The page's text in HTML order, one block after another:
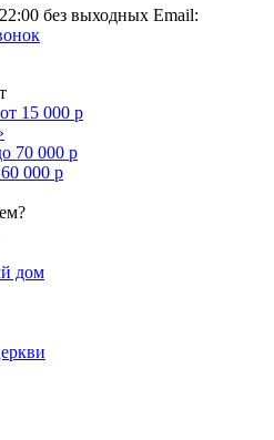
без выходных Email:
15 000 р
70 000 р
000 р
дом